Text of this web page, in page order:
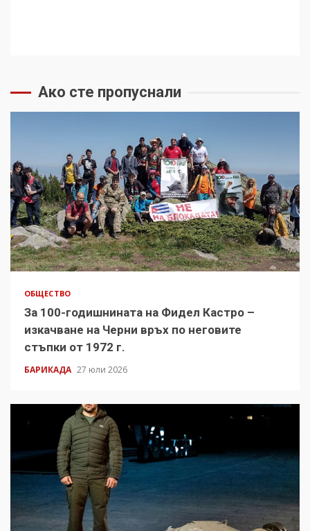
Ако сте пропуснали
ОБЩЕСТВО
За 100-годишнината на Фидел Кастро –
изкачване на Черни връх по неговите
стъпки от 1972 г.
БАРИКАДА 27 юли 2026